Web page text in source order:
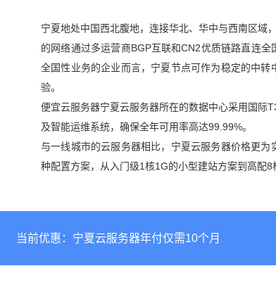
宁夏地处中国西北腹地，连接华北、华中与西南区域
的网络通过多运营商BGP互联和CN2优质链路直连
全国性业务的企业而言，宁夏节点可作为稳定的中
验。
便宜云服务器宁夏云服务器所在的数据中心采用国际
及智能运维系统，确保全年可用率高达99.99%。
与一线城市的云服务器相比，宁夏云服务器价格更
种配置方案，从入门级1核1G的小型建站方案到高配
当前优惠：宁夏云服务器年付仅需10个月